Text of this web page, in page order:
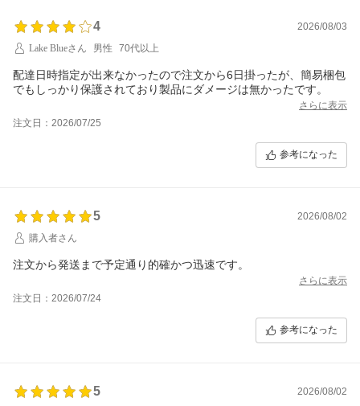
4
2026/08/03
Lake Blueさん
男性 70代以上
配達日時指定が出来なかったので注文から6日掛ったが、簡易梱包
でもしっかり保護されており製品にダメージは無かったです。
さらに表示
注文日：2026/07/25
参考になった
5
2026/08/02
購入者さん
注文から発送まで予定通り的確かつ迅速です。
さらに表示
注文日：2026/07/24
参考になった
5
2026/08/02